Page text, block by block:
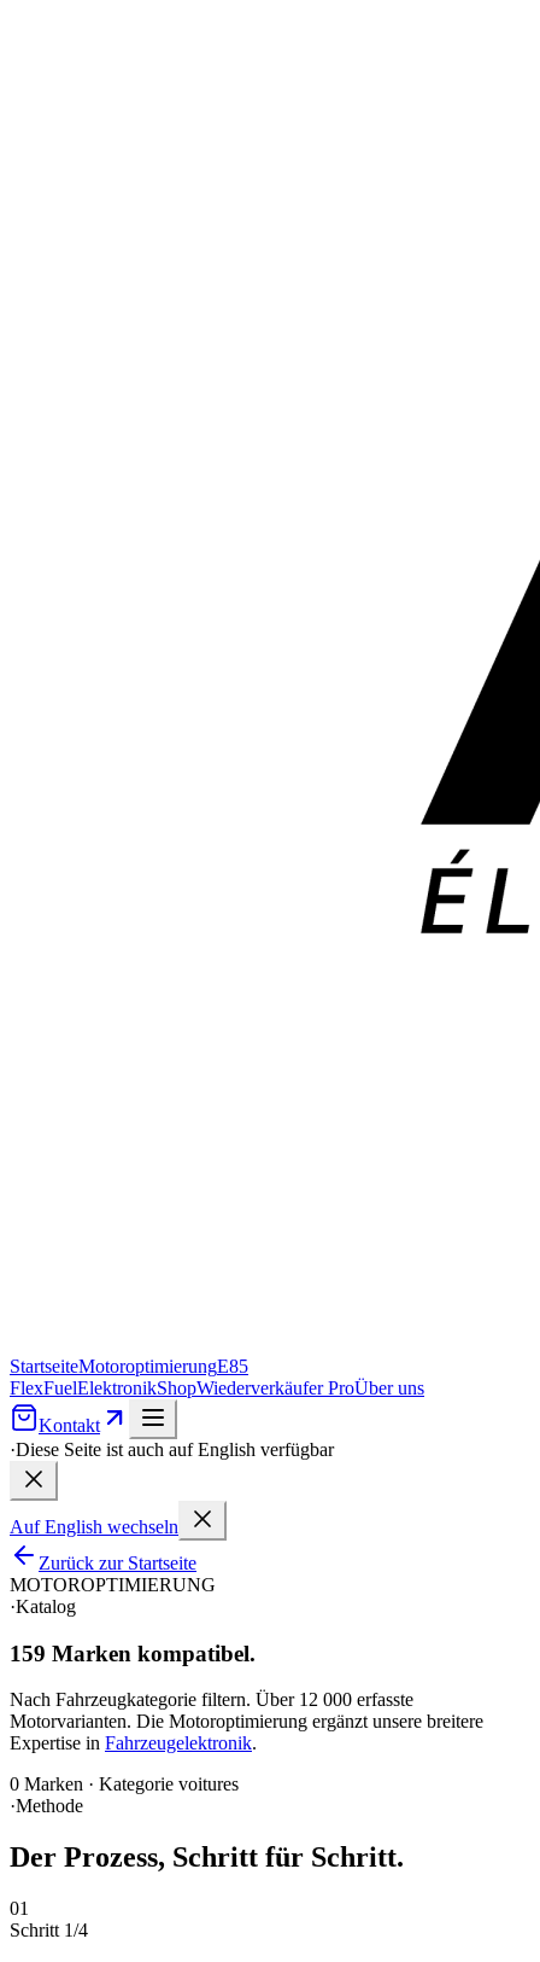
StartseiteMotoroptimierungE85
FlexFuelElektronikShopWiederverkäufer ProÜber uns
Kontakt
·Diese Seite ist auch auf English verfügbar
Auf English wechseln
Zurück zur Startseite
MOTOROPTIMIERUNG
·Katalog
159 Marken kompatibel.
Nach Fahrzeugkategorie filtern. Über 12 000 erfasste
Motorvarianten. Die Motoroptimierung ergänzt unsere breitere
Expertise in Fahrzeugelektronik.
0 Marken · Kategorie voitures
·Methode
Der Prozess, Schritt für Schritt.
01
Schritt 1/4